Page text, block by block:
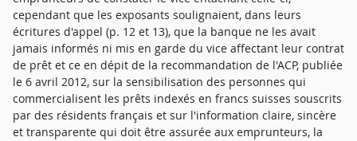
cependant que les exposants soulignaient, dans leurs
écritures d'appel (p. 12 et 13), que la banque ne les avait
jamais informés ni mis en garde du vice affectant leur contrat
de prêt et ce en dépit de la recommandation de l'ACP, publiée
le 6 avril 2012, sur la sensibilisation des personnes qui
commercialisent les prêts indexés en francs suisses souscrits
par des résidents français et sur l'information claire, sincère
et transparente qui doit être assurée aux emprunteurs, la